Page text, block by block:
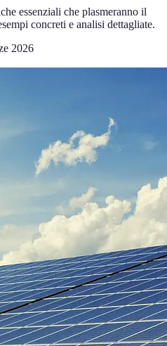
essenziali che plasmeranno il
concreti e analisi dettagliate.
2026